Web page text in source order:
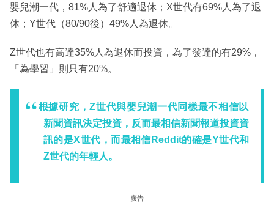
嬰兒潮一代，81%人為了舒適退休；X世代有69%人為了退
休；Y世代（80/90後）49%人為退休。
Z世代也有高達35%人為退休而投資，為了發達的有29%，
「為學習」則只有20%。
根據研究，Z世代與嬰兒潮一代同樣最不相信以
新聞資訊決定投資，反而最相信新聞報道投資資
訊的是X世代，而最相信Reddit的確是Y世代和
Z世代的年輕人。
廣告